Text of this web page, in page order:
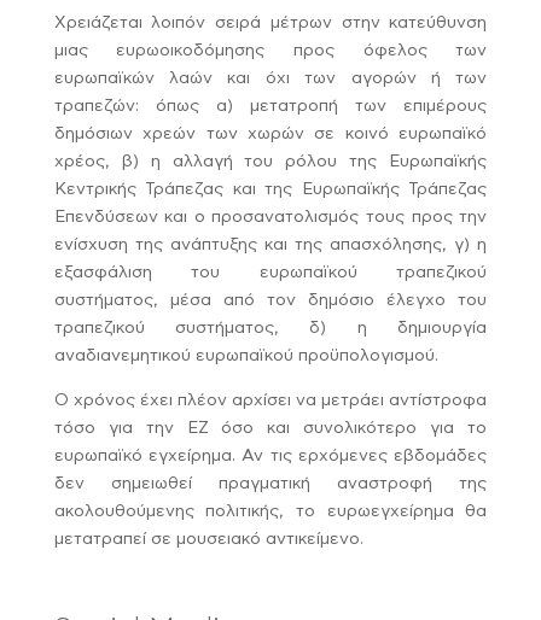
Χρειάζεται λοιπόν σειρά μέτρων στην κατεύθυνση
μιας ευρωοικοδόμησης προς όφελος των
ευρωπαϊκών λαών και όχι των αγορών ή των
τραπεζών: όπως α) μετατροπή των επιμέρους
δημόσιων χρεών των χωρών σε κοινό ευρωπαϊκό
χρέος, β) η αλλαγή του ρόλου της Ευρωπαϊκής
Κεντρικής Τράπεζας και της Ευρωπαϊκής Τράπεζας
Επενδύσεων και ο προσανατολισμός τους προς την
ενίσχυση της ανάπτυξης και της απασχόλησης, γ) η
εξασφάλιση του ευρωπαϊκού τραπεζικού
συστήματος, μέσα από τον δημόσιο έλεγχο του
τραπεζικού συστήματος, δ) η δημιουργία
αναδιανεμητικού ευρωπαϊκού προϋπολογισμού.
Ο χρόνος έχει πλέον αρχίσει να μετράει αντίστροφα
τόσο για την ΕΖ όσο και συνολικότερο για το
ευρωπαϊκό εγχείρημα. Αν τις ερχόμενες εβδομάδες
δεν σημειωθεί πραγματική αναστροφή της
ακολουθούμενης πολιτικής, το ευρωεγχείρημα θα
μετατραπεί σε μουσειακό αντικείμενο.